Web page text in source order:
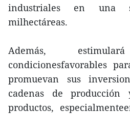
industriales en una
milhectáreas.
Además,
condicionesfavorables
promuevan sus
cadenas de
productos,